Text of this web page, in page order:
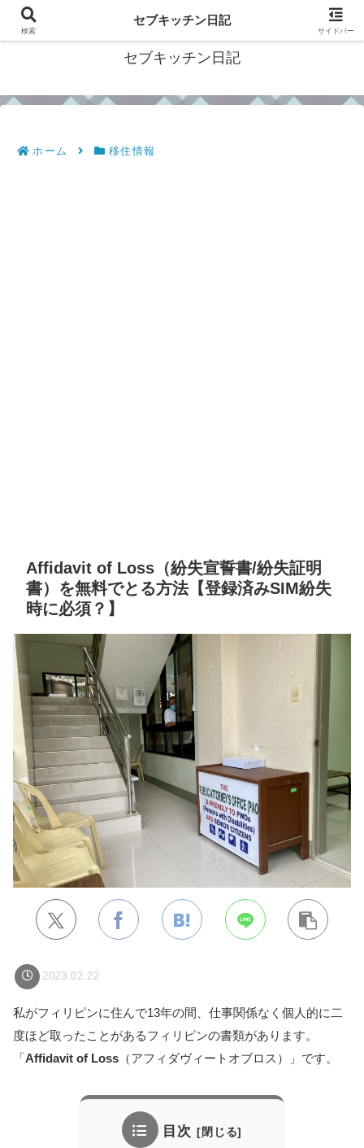
フィリピン・セブの移住情報やおすすめ食材・レシピを発信
セブキッチン日記
ホーム 移住情報
Affidavit of Loss（紛失宣誓書/紛失証明
書）を無料でとる方法【登録済みSIM紛失
時に必須？】
2023.02.22
私がフィリピンに住んで13年の間、仕事関係なく個人的に二
度ほど取ったことがあるフィリピンの書類があります。
「Affidavit of Loss （アフィダヴィートオブロス）」です。
目次
検索
セブキッチン日記
サイドバー